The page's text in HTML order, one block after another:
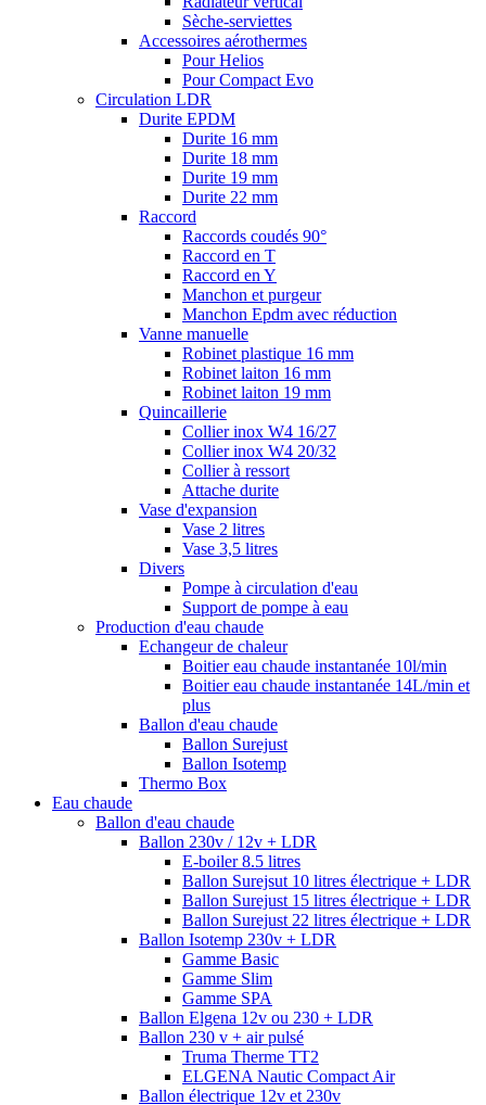
Sèche-serviettes
Accessoires aérothermes
Pour Helios
Pour Compact Evo
Circulation LDR
Durite EPDM
Durite 16 mm
Durite 18 mm
Durite 19 mm
Durite 22 mm
Raccord
Raccords coudés 90°
Raccord en T
Raccord en Y
Manchon et purgeur
Manchon Epdm avec réduction
Vanne manuelle
Robinet plastique 16 mm
Robinet laiton 16 mm
Robinet laiton 19 mm
Quincaillerie
Collier inox W4 16/27
Collier inox W4 20/32
Collier à ressort
Attache durite
Vase d'expansion
Vase 2 litres
Vase 3,5 litres
Divers
Pompe à circulation d'eau
Support de pompe à eau
Production d'eau chaude
Echangeur de chaleur
Boitier eau chaude instantanée 10l/min
Boitier eau chaude instantanée 14L/min et
plus
Ballon d'eau chaude
Ballon Surejust
Ballon Isotemp
Thermo Box
Eau chaude
Ballon d'eau chaude
Ballon 230v / 12v + LDR
E-boiler 8.5 litres
Ballon Surejsut 10 litres électrique + LDR
Ballon Surejust 15 litres électrique + LDR
Ballon Surejust 22 litres électrique + LDR
Ballon Isotemp 230v + LDR
Gamme Basic
Gamme Slim
Gamme SPA
Ballon Elgena 12v ou 230 + LDR
Ballon 230 v + air pulsé
Truma Therme TT2
ELGENA Nautic Compact Air
Ballon électrique 12v et 230v